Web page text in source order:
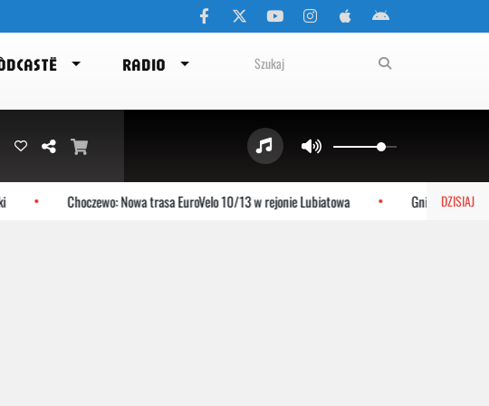
RADIO
DZISIAJ
Choczewo: Nowa trasa EuroVelo 10/13 w rejonie Lubiatowa Gniewino: